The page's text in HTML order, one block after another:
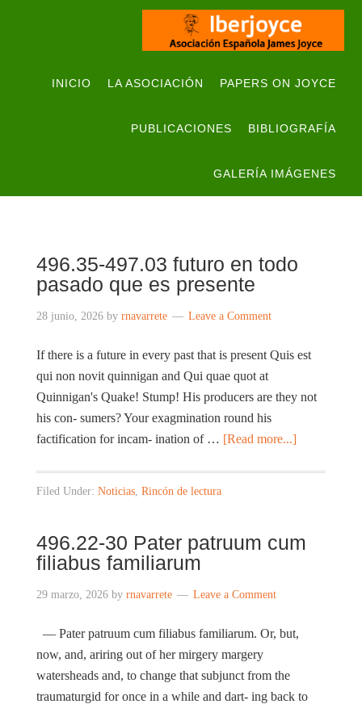
INICIO LA ASOCIACIÓN PAPERS ON JOYCE
PUBLICACIONES BIBLIOGRAFÍA
GALERÍA IMÁGENES
496.35-497.03 futuro en todo
pasado que es presente
28 junio, 2026by rnavarrete Leave a Comment
If there is a future in every past that is present Quis est
qui non novit quinnigan and Qui quae quot at
Quinnigan's Quake! Stump! His producers are they not
his con- sumers? Your exagmination round his
factification for incam- ination of … [Read more...]
Filed Under: Noticias, Rincón de lectura
496.22-30 Pater patruum cum
filiabus familiarum
29 marzo, 2026by rnavarrete Leave a Comment
— Pater patruum cum filiabus familiarum. Or, but,
now, and, ariring out of her mirgery margery
watersheads and, to change that subjunct from the
traumaturgid for once in a while and dart- ing back to